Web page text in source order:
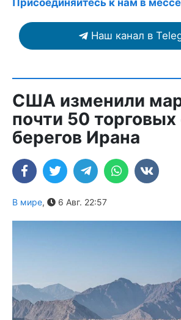
Присоединяйтесь к нам в
Наш канал в
США изменили
почти 50 торговых
берегов Ирана
В мире, 6 Авг. 22:57